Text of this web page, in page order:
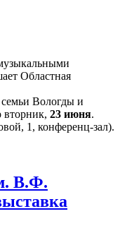
Вологды и
вторник, 23 июня.
1, конференц-зал).
В.Ф.